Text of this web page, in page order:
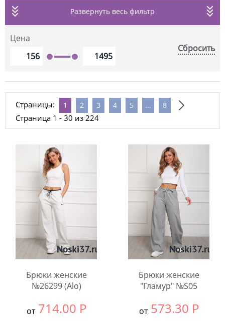
Развернуть весь фильтр
Цена
Сбросить
Страницы: 1 2 3 4 5 ... 8
Страница 1 - 30 из 224
Брюки женские
№26299 (Alo)
от 714.00 Р
Брюки женские
"Гламур" №S05
от 573.30 Р